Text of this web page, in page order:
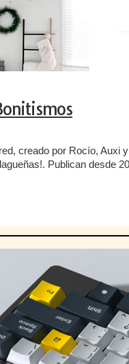
creado por Rocío, Auxi
Publican desde